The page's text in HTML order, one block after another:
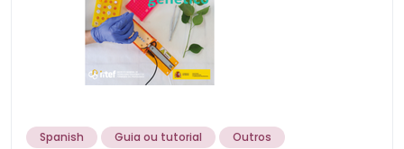
Spanish Guia ou tutorial
Outros